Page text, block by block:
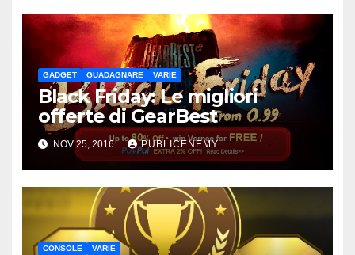
GADGET GUADAGNARE VARIE
Black Friday: Le migliori
offerte di GearBest
NOV 25, 2016 PUBLICENEMY
CONSOLE VARIE